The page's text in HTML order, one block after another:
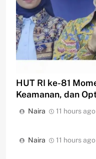
HUT RI ke-81
Keamanan, dan
Naira 11 hours ago
Naira 11 hours ago